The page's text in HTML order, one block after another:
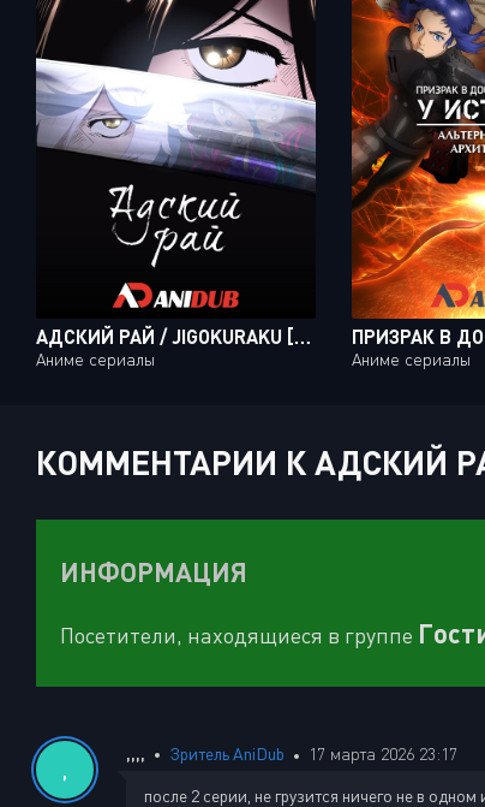
АДСКИЙ РАЙ / JIGOKURAKU [13 ИЗ 13]
Аниме сериалы Аниме сериалы
КОММЕНТАРИИ К АДСКИЙ
ИНФОРМАЦИЯ
Посетители, находящиеся в группе
,
,,,, Зритель AniDub 17 марта 2026 23:17
после 2 серии, не грузится ничего не в одном